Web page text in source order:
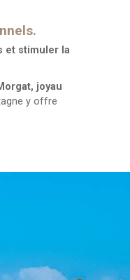
et stimuler la
joyau
y offre